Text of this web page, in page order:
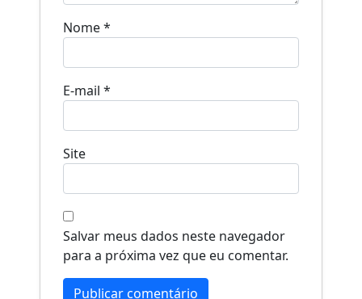
Nome*
E-mail*
Site
Salvar meus dados neste navegador
para a próxima vez que eu comentar.